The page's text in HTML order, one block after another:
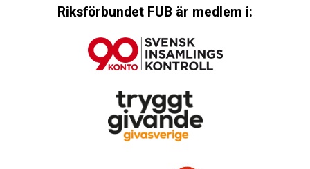
Riksförbundet FUB är medlem i: